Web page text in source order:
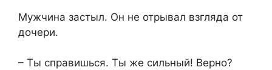
Мужчина застыл. Он не отрывал взгляда от
дочери.
– Ты справишься. Ты же сильный! Верно?